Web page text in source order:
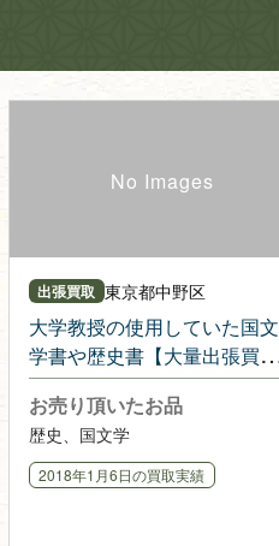
出張買取 東京都中野区
大学教授の使用していた国文
学書や歴史書【大量出張買
取】
お売り頂いたお品
歴史、国文学
2018年1月6日の買取実績